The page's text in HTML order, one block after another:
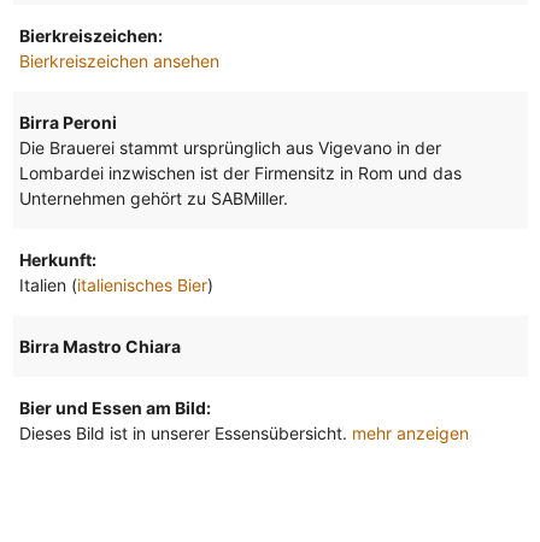
Bierkreiszeichen:
Bierkreiszeichen ansehen
Birra Peroni
Die Brauerei stammt ursprünglich aus Vigevano in der
Lombardei inzwischen ist der Firmensitz in Rom und das
Unternehmen gehört zu SABMiller.
Herkunft:
Italien (italienisches Bier)
Birra Mastro Chiara
Bier und Essen am Bild:
Dieses Bild ist in unserer Essensübersicht. mehr anzeigen